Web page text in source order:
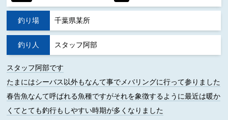
釣り場 千葉県某所
釣り人 スタッフ阿部
スタッフ阿部です
たまにはシーバス以外もなんて事でメバリングに行って参りました
春告魚なんて呼ばれる魚種ですがそれを象徴するように最近は暖か
くてとても釣行もしやすい時期が多くなりました